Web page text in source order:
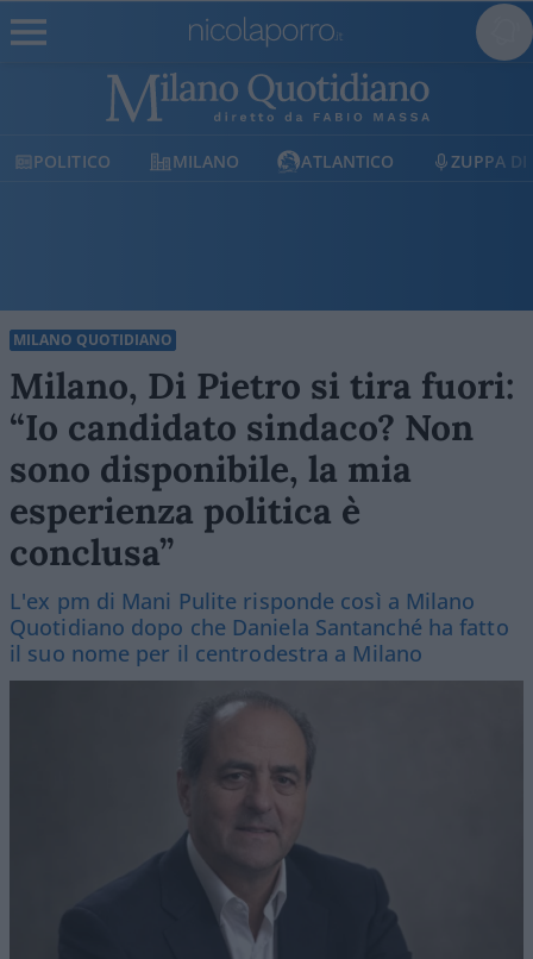
POLITICO MILANO ATLANTICO ZUPPA DI
MILANO QUOTIDIANO
Milano, Di Pietro si tira fuori:
“Io candidato sindaco? Non
sono disponibile, la mia
esperienza politica è
conclusa”
L'ex pm di Mani Pulite risponde così a Milano
Quotidiano dopo che Daniela Santanché ha fatto
il suo nome per il centrodestra a Milano